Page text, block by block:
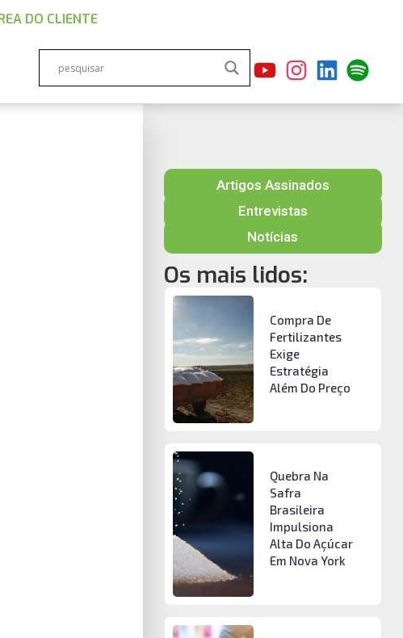
DO CLIENTE
Artigos Assinados
Entrevistas
Notícias
Os mais lidos:
Compra De
Fertilizantes
Exige
Estratégia
Além Do Preço
Quebra Na
Safra
Brasileira
Impulsiona
Alta Do Açúcar
Em Nova York